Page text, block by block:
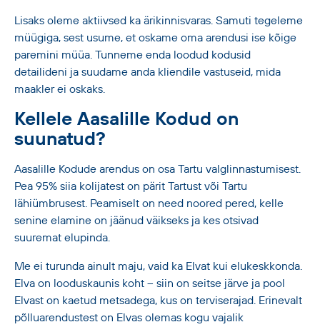
Lisaks oleme aktiivsed ka ärikinnisvaras. Samuti tegeleme
müügiga, sest usume, et oskame oma arendusi ise kõige
paremini müüa. Tunneme enda loodud kodusid
detailideni ja suudame anda kliendile vastuseid, mida
maakler ei oskaks.
Kellele Aasalille Kodud on
suunatud?
Aasalille Kodude arendus on osa Tartu valglinnastumisest.
Pea 95% siia kolijatest on pärit Tartust või Tartu
lähiümbrusest. Peamiselt on need noored pered, kelle
senine elamine on jäänud väikseks ja kes otsivad
suuremat elupinda.
Me ei turunda ainult maju, vaid ka Elvat kui elukeskkonda.
Elva on looduskaunis koht – siin on seitse järve ja pool
Elvast on kaetud metsadega, kus on terviserajad. Erinevalt
põlluarendustest on Elvas olemas kogu vajalik